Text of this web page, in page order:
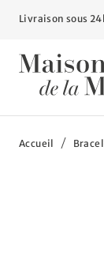
Livraison sous
Vous êtes ici :
Accueil